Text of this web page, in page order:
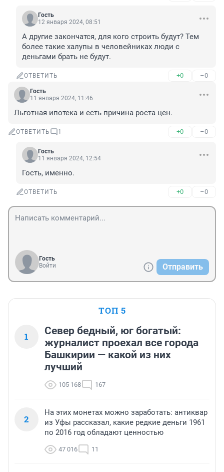
Гость
12 января 2024, 08:51
А другие закончатся, для кого строить будут? Тем
более такие халупы в человейниках люди с
деньгами брать не будут.
ОТВЕТИТЬ +0 –0
Гость
11 января 2024, 11:46
Льготная ипотека и есть причина роста цен.
ОТВЕТИТЬ 1 +0 –0
Гость
11 января 2024, 12:54
Гость, именно.
ОТВЕТИТЬ +0 –0
Гость
Войти
Отправить
ТОП 5
1
Север бедный, юг богатый:
журналист проехал все города
Башкирии — какой из них
лучший
105 168 167
2
На этих монетах можно заработать: антиквар
из Уфы рассказал, какие редкие деньги 1961
по 2016 год обладают ценностью
47 016 11